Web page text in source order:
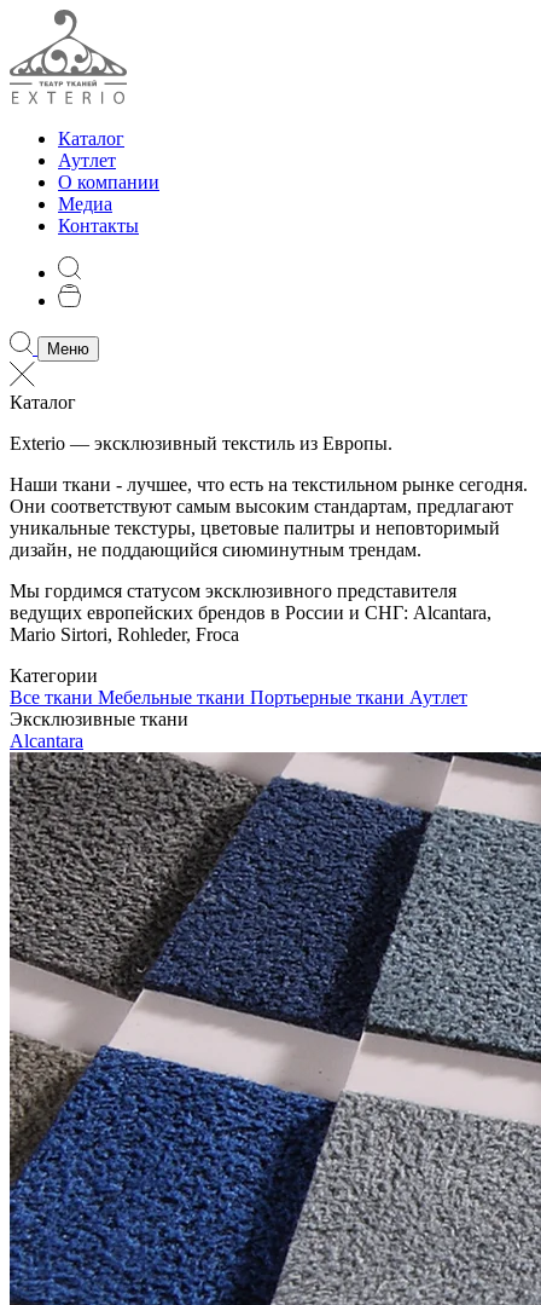
Каталог
Аутлет
О компании
Медиа
Контакты
Меню
Каталог
Exterio — эксклюзивный текстиль из Европы.
Наши ткани - лучшее, что есть на текстильном рынке сегодня.
Они соответствуют самым высоким стандартам, предлагают
уникальные текстуры, цветовые палитры и неповторимый
дизайн, не поддающийся сиюминутным трендам.
Мы гордимся статусом эксклюзивного представителя
ведущих европейских брендов в России и СНГ: Alcantara,
Mario Sirtori, Rohleder, Froca
Категории
Все ткани Мебельные ткани Портьерные ткани Аутлет
Эксклюзивные ткани
Alcantara